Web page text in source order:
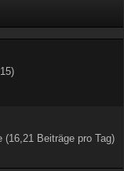
)
(16,21 Beiträge pro Tag)